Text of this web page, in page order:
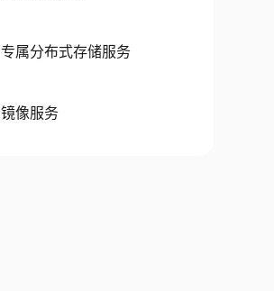
专属分布式存储服务
镜像服务